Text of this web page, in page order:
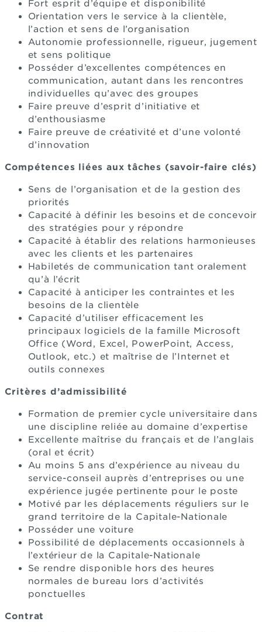
Fort esprit d’équipe et disponibilité
Orientation vers le service à la clientèle,
l’action et sens de l’organisation
Autonomie professionnelle, rigueur, jugement
et sens politique
Posséder d’excellentes compétences en
communication, autant dans les rencontres
individuelles qu’avec des groupes
Faire preuve d’esprit d’initiative et
d’enthousiasme
Faire preuve de créativité et d’une volonté
d’innovation
Compétences liées aux tâches (savoir-faire clés)
Sens de l’organisation et de la gestion des
priorités
Capacité à définir les besoins et de concevoir
des stratégies pour y répondre
Capacité à établir des relations harmonieuses
avec les clients et les partenaires
Habiletés de communication tant oralement
qu’à l’écrit
Capacité à anticiper les contraintes et les
besoins de la clientèle
Capacité d’utiliser efficacement les
principaux logiciels de la famille Microsoft
Office (Word, Excel, PowerPoint, Access,
Outlook, etc.) et maîtrise de l’Internet et
outils connexes
Critères d’admissibilité
Formation de premier cycle universitaire dans
une discipline reliée au domaine d’expertise
Excellente maîtrise du français et de l’anglais
(oral et écrit)
Au moins 5 ans d’expérience au niveau du
service-conseil auprès d’entreprises ou une
expérience jugée pertinente pour le poste
Motivé par les déplacements réguliers sur le
grand territoire de la Capitale-Nationale
Posséder une voiture
Possibilité de déplacements occasionnels à
l’extérieur de la Capitale-Nationale
Se rendre disponible hors des heures
normales de bureau lors d’activités
ponctuelles
Contrat